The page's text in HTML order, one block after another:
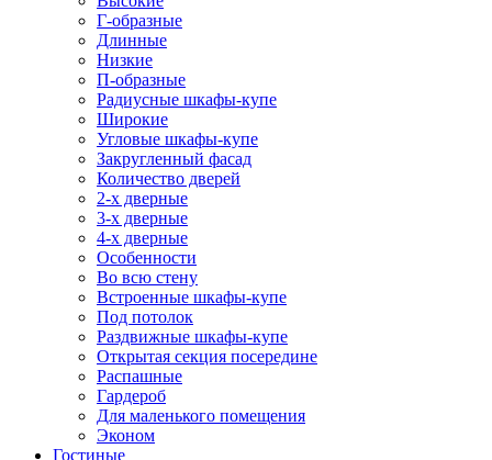
Г-образные
Длинные
Низкие
П-образные
Радиусные шкафы-купе
Широкие
Угловые шкафы-купе
Закругленный фасад
Количество дверей
2-х дверные
3-х дверные
4-х дверные
Особенности
Во всю стену
Встроенные шкафы-купе
Под потолок
Раздвижные шкафы-купе
Открытая секция посередине
Распашные
Гардероб
Для маленького помещения
Эконом
Гостиные